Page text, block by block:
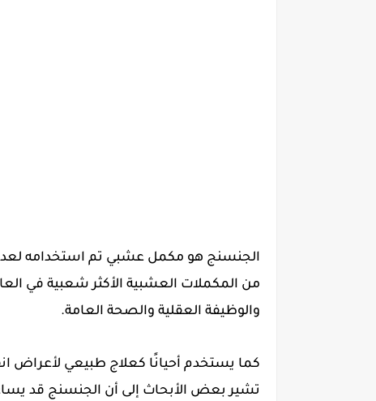
الجنسنج هو مكمل عشبي تم استخدامه لعدة
من المكملات العشبية الأكثر شعبية في
والوظيفة العقلية والصحة العامة.
كما يستخدم أحيانًا كعلاج طبيعي لأعراض
تشير بعض الأبحاث إلى أن الجنسنج قد